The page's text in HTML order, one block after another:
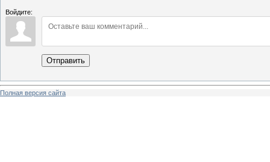
Войдите:
Отправить
Полная версия сайта